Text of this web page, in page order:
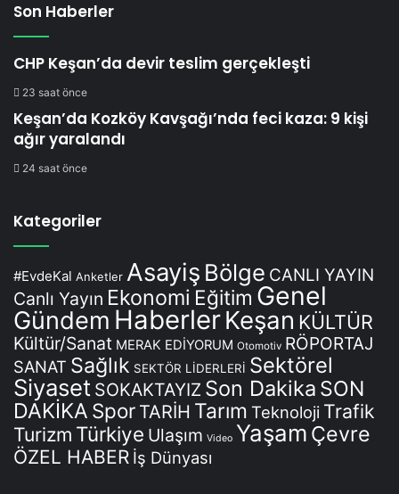
Son Haberler
CHP Keşan’da devir teslim gerçekleşti
23 saat önce
Keşan’da Kozköy Kavşağı’nda feci kaza: 9 kişi
ağır yaralandı
24 saat önce
Kategoriler
#EvdeKal Anketler Asayiş Bölge CANLI YAYIN
Canlı Yayın Ekonomi Eğitim Genel
Gündem HaberlerKeşan KÜLTÜR
Kültür/Sanat MERAK EDİYORUM Otomotiv RÖPORTAJ
SANAT Sağlık SEKTÖR LİDERLERİ Sektörel
Siyaset SOKAKTAYIZ Son Dakika SON
DAKİKA Spor TARİH Tarım Teknoloji Trafik
Turizm Türkiye Ulaşım Video Yaşam Çevre
ÖZEL HABER İş Dünyası